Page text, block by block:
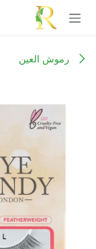
تخطي للذهاب إلى
رموش العين